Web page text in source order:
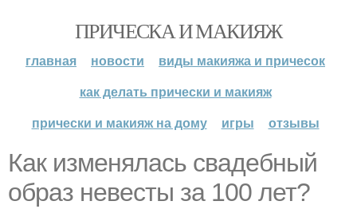
ПРИЧЕСКА И МАКИЯЖ
главная новости
виды макияжа и причесок
как делать прически и макияж
прически и макияж на дому
игры отзывы
Как изменялась свадебный
образ невесты за 100 лет?